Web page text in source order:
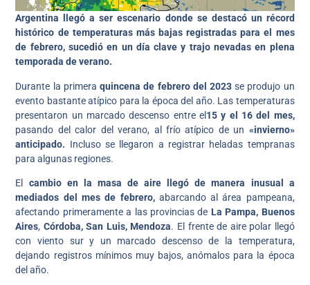
Argentina llegó a ser escenario donde se destacó un récord
histórico de temperaturas más bajas registradas para el mes
de febrero, sucedió en un día clave y trajo nevadas en plena
temporada de verano.
Durante la primeraquincena de febrero del 2023se produjo un
evento bastante atípico para la época del año. Las temperaturas
presentaron un marcado descenso entre el 15 y el 16 del mes,
pasando del calor del verano, al frío atípico de un «invierno»
anticipado. Incluso se llegaron a registrar heladas tempranas
para algunas regiones.
El cambio en la masa de aire llegó de manera inusual a
mediados del mes de febrero, abarcando al área pampeana,
afectando primeramente a las provincias de La Pampa, Buenos
Aires, Córdoba, San Luis, Mendoza. El frente de aire polar llegó
con viento sur y un marcado descenso de la temperatura,
dejando registros mínimos muy bajos, anómalos para la época
del año.